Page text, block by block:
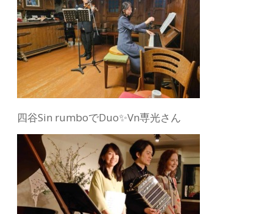
四谷Sin rumboでDuo✨Vn専光さん